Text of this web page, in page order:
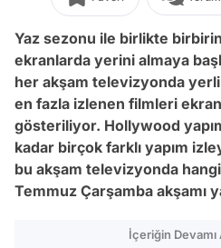
Yaz sezonu ile birlikte
ekranlarda yerini almaya
her akşam televizyonda yerli
en fazla izlenen filmleri
gösteriliyor. Hollywood
kadar birçok farklı yapım
bu akşam televizyonda
Temmuz Çarşamba akşamı
İçeriğin Devamı